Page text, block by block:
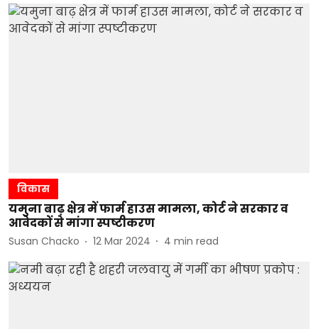
विकास
यमुना बाढ़ क्षेत्र में फार्म हाउस मामला, कोर्ट ने सरकार व
आवेदकों से मांगा स्पष्टीकरण
Susan Chacko 12 Mar 2024 4 min read